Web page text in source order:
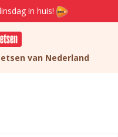
in huis!
van Nederland